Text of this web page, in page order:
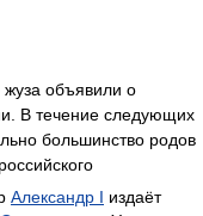
жуза объявили о
В течение следующих
большинство родов
Александр I издаёт